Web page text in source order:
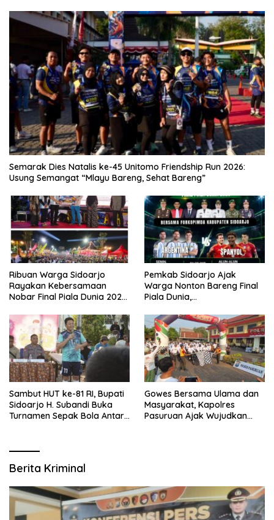
Semarak Dies Natalis ke-45 Unitomo Friendship Run 2026:
Usung Semangat “Mlayu Bareng, Sehat Bareng”
Ribuan Warga Sidoarjo
Rayakan Kebersamaan
Nobar Final Piala Dunia 2026
Forkopimda
Pemkab Sidoarjo Ajak
Warga Nonton Bareng Final
Piala Dunia,
Sambut HUT ke-81 RI, Bupati
Sidoarjo H. Subandi Buka
Turnamen Sepak Bola Antar
Gowes Bersama Ulama dan
Masyarakat, Kapolres
Pasuruan Ajak Wujudkan
Berita Kriminal